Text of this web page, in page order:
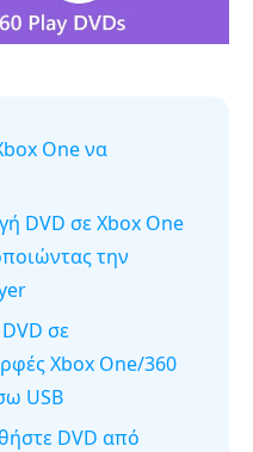
One να
DVD σε Xbox One
την
σε
Xbox One/360
USB
DVD από